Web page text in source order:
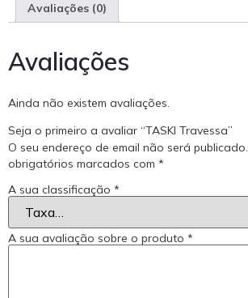
Avaliações (0)
Avaliações
Ainda não existem avaliações.
Seja o primeiro a avaliar “TASKI Travessa”
O seu endereço de email não será publicado.
obrigatórios marcados com *
A sua classificação *
A sua avaliação sobre o produto *